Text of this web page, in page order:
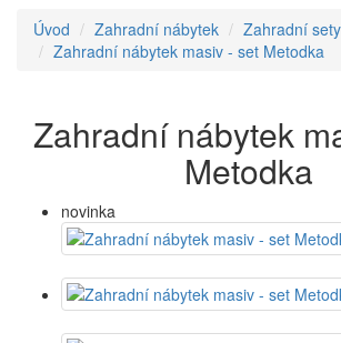
Úvod Zahradní nábytek
Zahradní sety
Zahradní nábytek masiv - set Metodka
Zahradní nábytek
Metodka
novinka